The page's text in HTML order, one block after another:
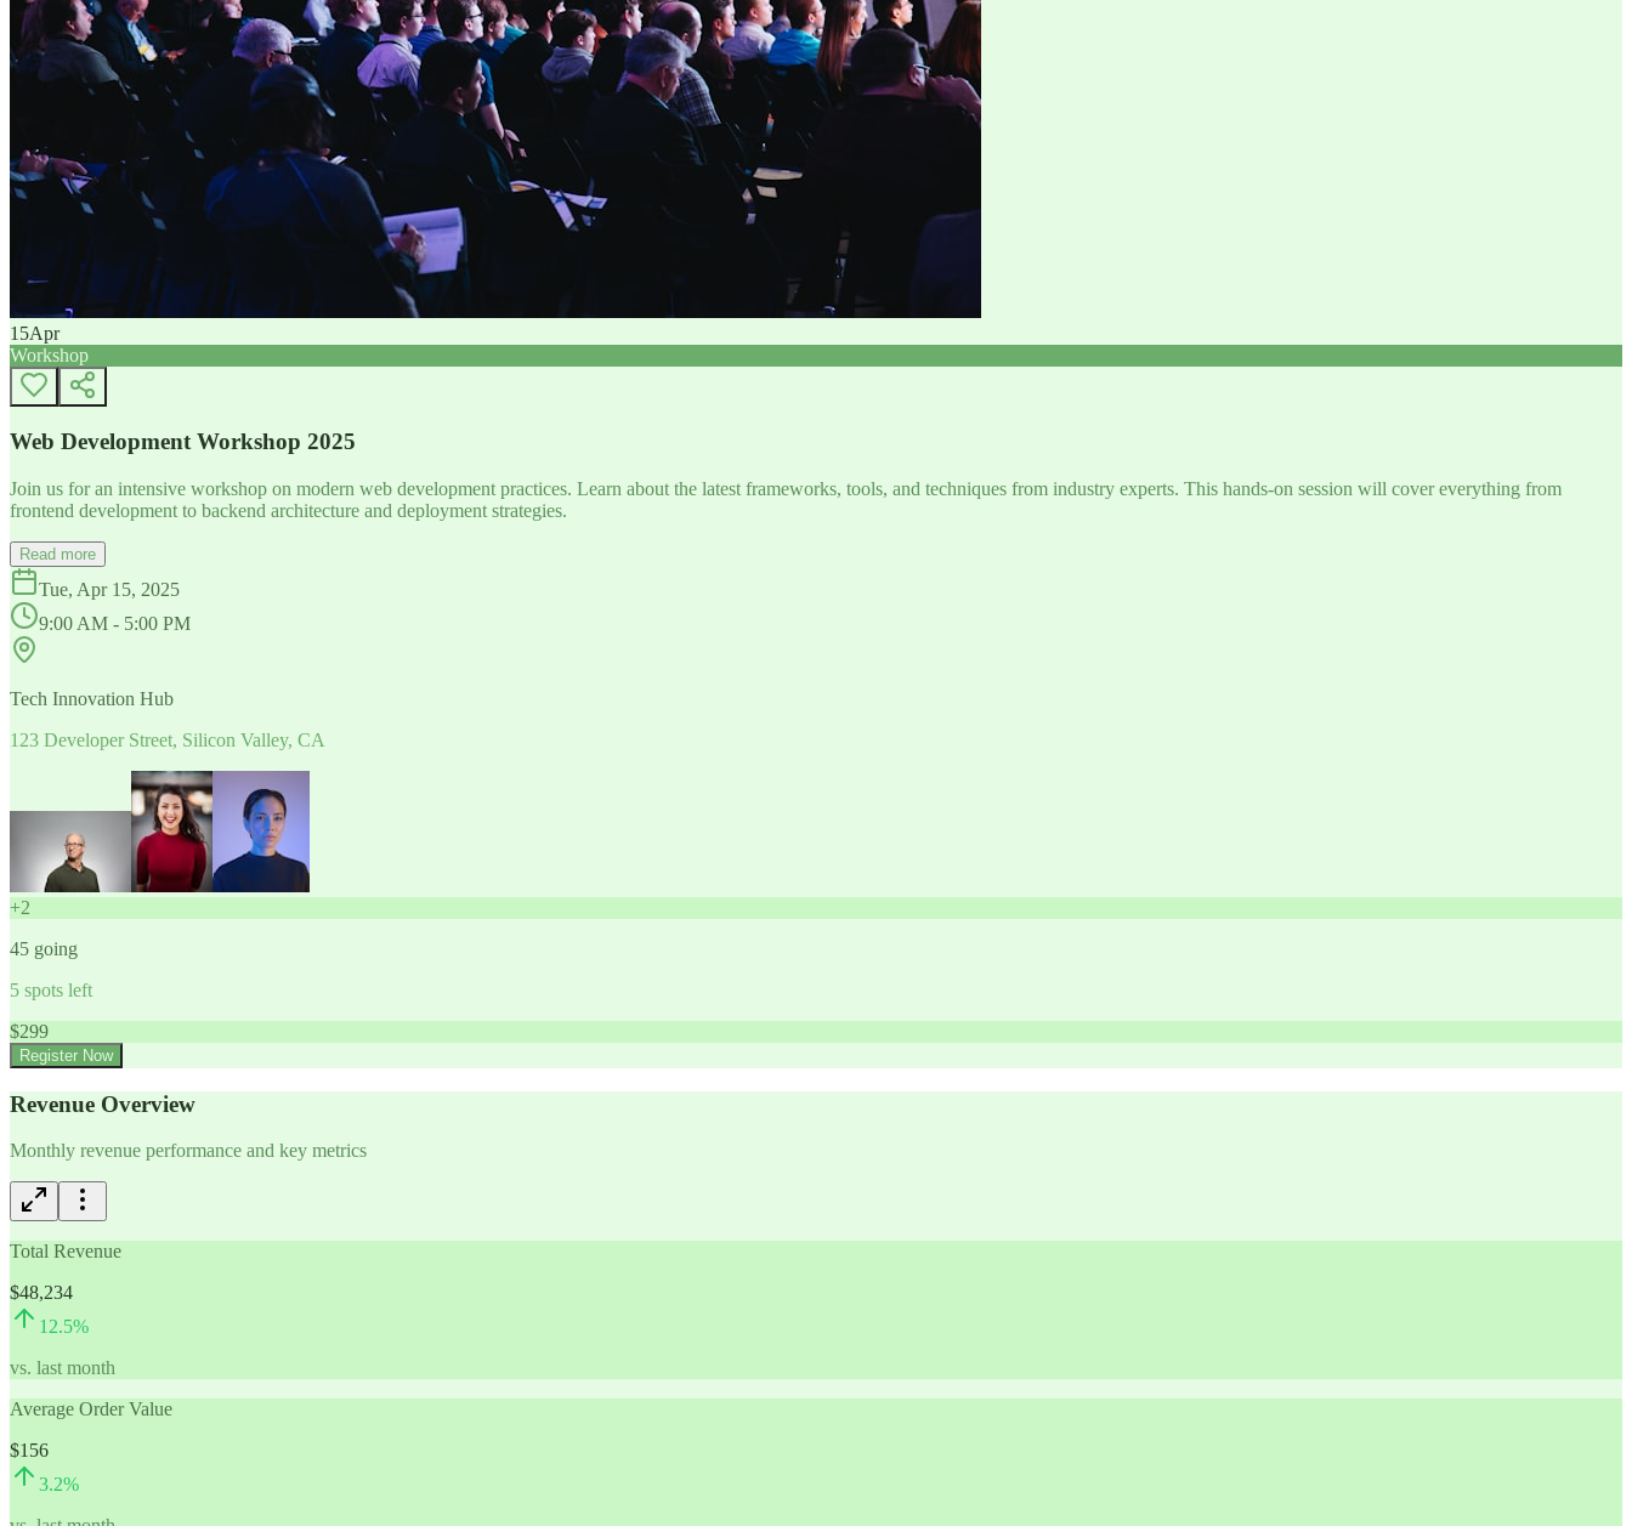
15Apr
Workshop
Web Development Workshop 2025
Join us for an intensive workshop on modern web development practices. Learn about the latest frameworks, tools, and techniques from industry experts. This hands-on session will cover everything from
frontend development to backend architecture and deployment strategies.
Read more
Tue, Apr 15, 2025
9:00 AM - 5:00 PM
Tech Innovation Hub
123 Developer Street, Silicon Valley, CA
+2
45 going
5 spots left
$299
Register Now
Revenue Overview
Monthly revenue performance and key metrics
Total Revenue
$48,234
12.5%
vs. last month
Average Order Value
$156
3.2%